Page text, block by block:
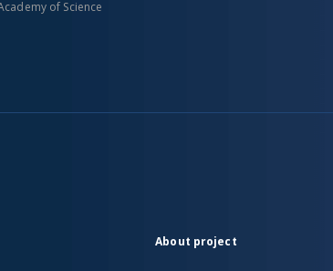
of Science
About project